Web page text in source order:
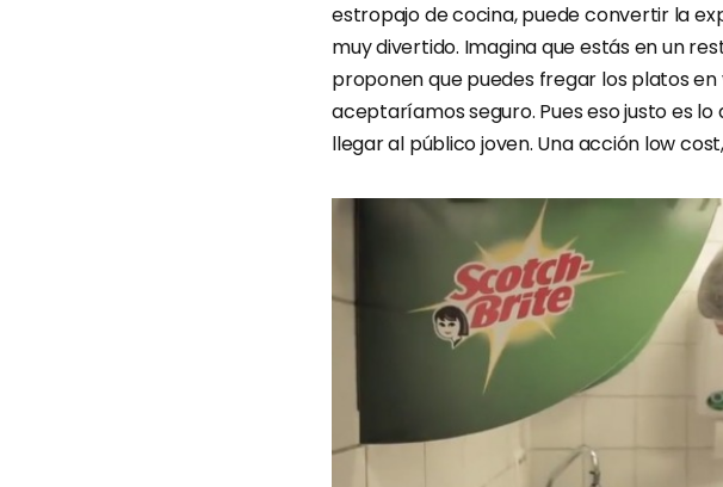
estropajo de cocina, puede convertir la
muy divertido. Imagina que estás en un
proponen que puedes fregar los platos
aceptaríamos seguro. Pues eso justo es lo
llegar al público joven. Una acción low